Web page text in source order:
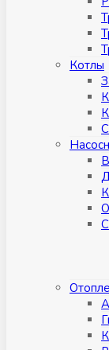
Котлы